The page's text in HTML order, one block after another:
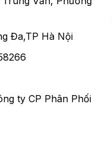
Đa,TP Hà Nội
ty CP Phân Phối